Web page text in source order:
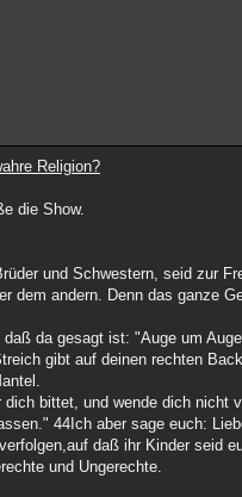
Religion?
die Show.
und Schwestern, seid zur
dem andern. Denn das ganze
daß da gesagt ist: "Auge um
gibt auf deinen rechten
dich bittet, und wende dich nicht
44Ich aber sage euch:
daß ihr Kinder seid
und Ungerechte.